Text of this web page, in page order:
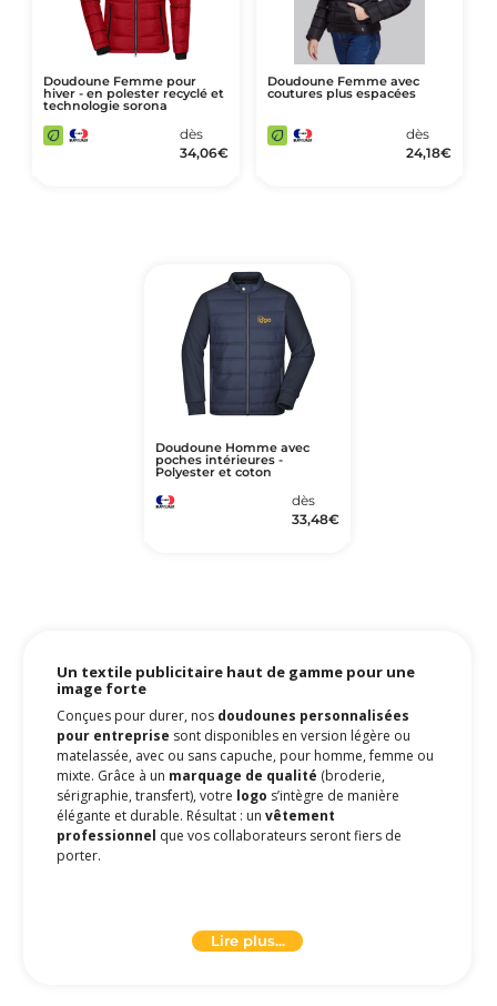
Doudoune Femme pour
hiver - en polester recyclé et
technologie sorona
dès
34,06€
Doudoune Femme avec
coutures plus espacées
dès
24,18€
Doudoune Homme avec
poches intérieures -
Polyester et coton
dès
33,48€
Un textile publicitaire haut de gamme pour une
image forte
Conçues pour durer, nos doudounes personnalisées
pour entreprise sont disponibles en version légère ou
matelassée, avec ou sans capuche, pour homme, femme ou
mixte. Grâce à un marquage de qualité (broderie,
sérigraphie, transfert), votre logo s’intègre de manière
élégante et durable. Résultat : unvêtement
professionnel que vos collaborateurs seront fiers de
porter.
pour vos actions BtoB ?Lire plus...